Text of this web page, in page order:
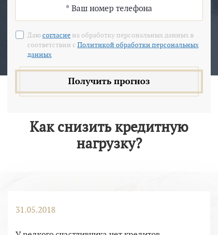
Даю согласиена обработку персональных данных в
соответствии с Политикой обработки персональных
данных
Получить прогноз
Как снизить кредитную
нагрузку?
31.05.2018